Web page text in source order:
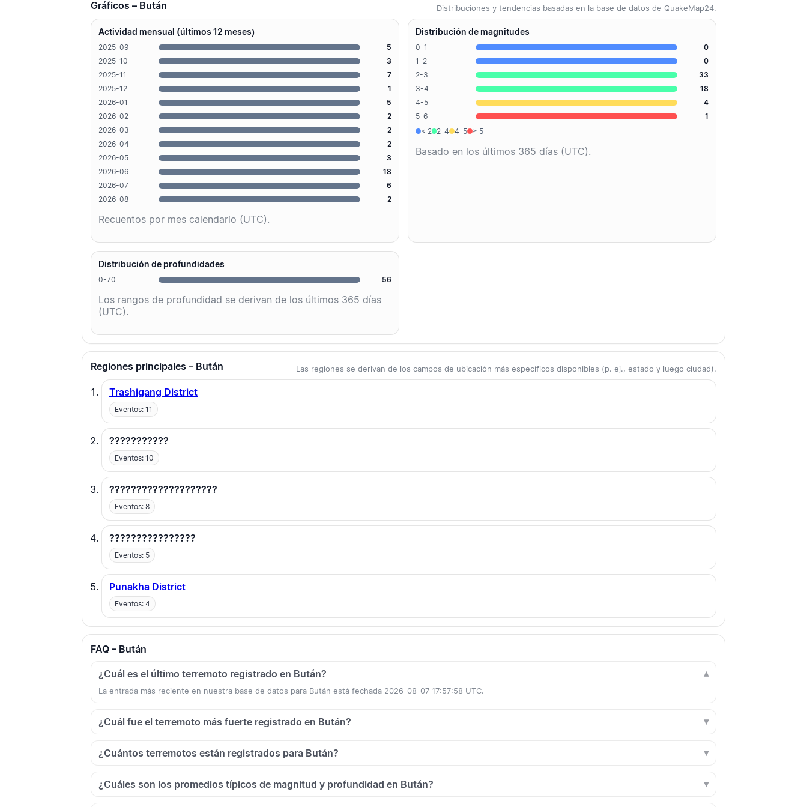
Gráficos – Bután Distribuciones y tendencias basadas en la base de datos de QuakeMap24.
Actividad mensual (últimos 12 meses)
2025-09
5
2025-10
3
2025-11
7
2025-12
1
2026-01
5
2026-02
2
2026-03
2
2026-04
2
2026-05
3
2026-06
18
2026-07
6
2026-08
2
Recuentos por mes calendario (UTC).
Distribución de magnitudes
0-1
0
1-2
0
2-3
33
3-4
18
4-5
4
5-6
1
< 2
2–4 4–5 ≥ 5
Basado en los últimos 365 días (UTC).
Distribución de profundidades
0-70 56
Los rangos de profundidad se derivan de los últimos 365 días
(UTC).
Regiones principales – Bután Las regiones se derivan de los campos de ubicación más específicos disponibles (p. ej., estado y luego ciudad).
Trashigang District
Eventos: 11
???????????
Eventos: 10
????????????????????
Eventos: 8
????????????????
Eventos: 5
Punakha District
Eventos: 4
FAQ – Bután
¿Cuál es el último terremoto registrado en Bután?
La entrada más reciente en nuestra base de datos para Bután está fechada 2026-08-07 17:57:58 UTC.
¿Cuál fue el terremoto más fuerte registrado en Bután?
¿Cuántos terremotos están registrados para Bután?
¿Cuáles son los promedios típicos de magnitud y profundidad en Bután?